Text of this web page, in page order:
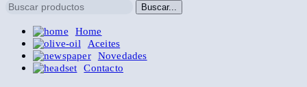
Buscar...
Home
Aceites
Novedades
Contacto